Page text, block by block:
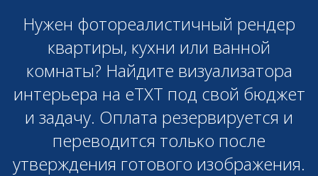
Нужен фотореалистичный рендер
квартиры, кухни или ванной
комнаты? Найдите визуализатора
интерьера на eTXT под свой бюджет
и задачу. Оплата резервируется и
переводится только после
утверждения готового изображения.